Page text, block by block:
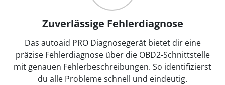
Zuverlässige Fehlerdiagnose
Das autoaid PRO Diagnosegerät bietet dir eine
präzise Fehlerdiagnose über die OBD2-Schnittstelle
mit genauen Fehlerbeschreibungen. So identifizierst
du alle Probleme schnell und eindeutig.